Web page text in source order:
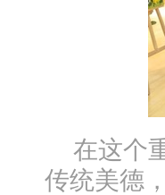
在这个
传统美德